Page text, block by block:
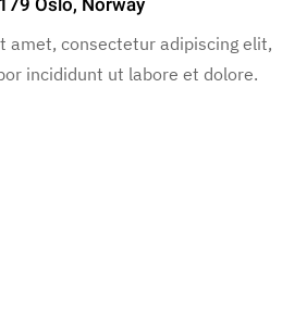
amet, consectetur adipiscing elit,
incididunt ut labore et dolore.